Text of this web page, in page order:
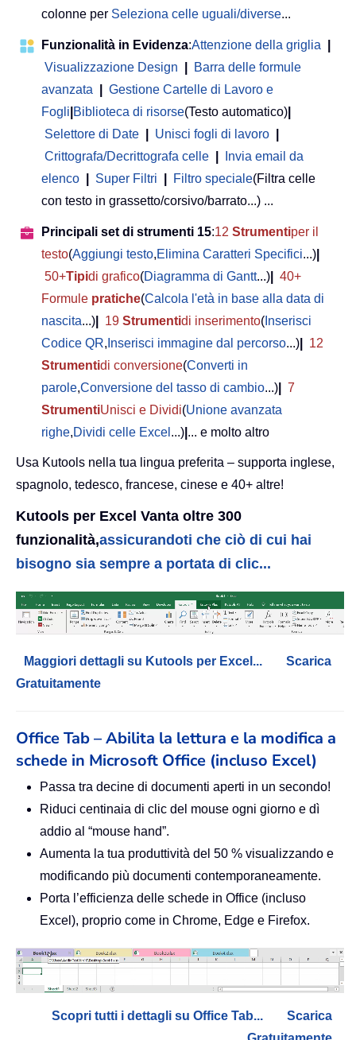
colonne per Seleziona celle uguali/diverse...
Funzionalità in Evidenza:Attenzione della griglia
Visualizzazione Design
Barra delle formule
avanzata
Gestione Cartelle di Lavoro e
Fogli Biblioteca di risorse(Testo automatico)
Selettore di Date
Unisci fogli di lavoro
Crittografa/Decrittografa celle
Invia email da
elenco
Super Filtri Filtro speciale(Filtra celle
con testo in grassetto/corsivo/barrato...) ...
Principali set di strumenti 15:12 Strumentiper il
testo(Aggiungi testo,Elimina Caratteri Specifici...)
50+Tipidi grafico(Diagramma di Gantt...)
40+
Formule pratiche(Calcola l'età in base alla data di
nascita...) 19 Strumentidi inserimento( Inserisci
Codice QR, Inserisci immagine dal percorso...)
12
Strumentidi conversione(Converti in
parole,Conversione del tasso di cambio...)
7
StrumentiUnisci e Dividi(Unione avanzata
righe,Dividi celle Excel ...) ... e molto altro
Usa Kutools nella tua lingua preferita – supporta inglese,
spagnolo, tedesco, francese, cinese e 40+ altre!
Kutools per Excel Vanta oltre 300
funzionalità,assicurandoti che ciò di cui hai
bisogno sia sempre a portata di clic...
Maggiori dettagli su Kutools per Excel...
Scarica
Gratuitamente
Office Tab – Abilita la lettura e la modifica a
schede in Microsoft Office (incluso Excel)
Passa tra decine di documenti aperti in un secondo!
Riduci centinaia di clic del mouse ogni giorno e dì
addio al “mouse hand”.
Aumenta la tua produttività del 50 % visualizzando e
modificando più documenti contemporaneamente.
Porta l’efficienza delle schede in Office (incluso
Excel), proprio come in Chrome, Edge e Firefox.
Scopri tutti i dettagli su Office Tab...
Scarica